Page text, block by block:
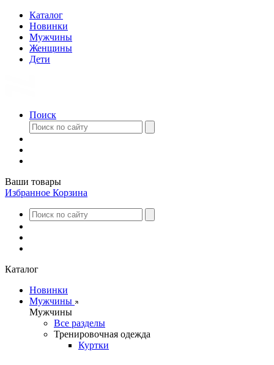
Каталог
Новинки
Мужчины
Женщины
Дети
Поиск
Ваши товары
Избранное Корзина
Каталог
Новинки
Мужчины
Мужчины
Все разделы
Тренировочная одежда
Куртки